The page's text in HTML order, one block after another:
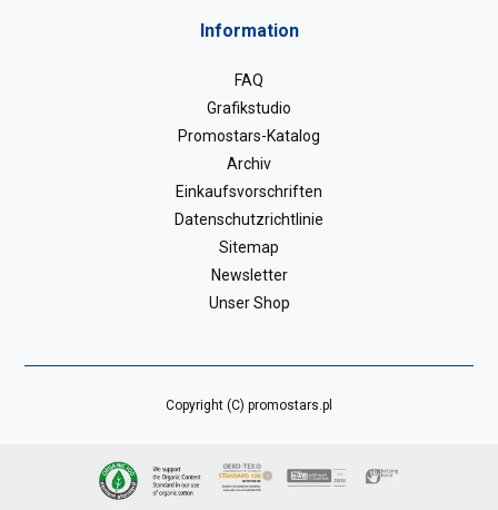
Information
FAQ
Grafikstudio
Promostars-Katalog
Archiv
Einkaufsvorschriften
Datenschutzrichtlinie
Sitemap
Newsletter
Unser Shop
Copyright (C) promostars.pl